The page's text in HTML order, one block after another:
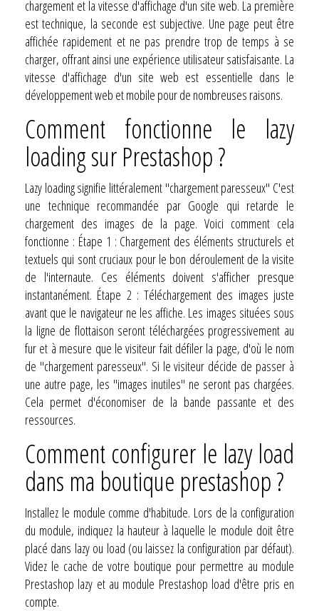
chargement et la vitesse d'affichage d'un site web. La première
est technique, la seconde est subjective. Une page peut être
affichée rapidement et ne pas prendre trop de temps à se
charger, offrant ainsi une expérience utilisateur satisfaisante. La
vitesse d'affichage d'un site web est essentielle dans le
développement web et mobile pour de nombreuses raisons.
Comment fonctionne le lazy
loading sur Prestashop ?
Lazy loading signifie littéralement "chargement paresseux" C'est
une technique recommandée par Google qui retarde le
chargement des images de la page. Voici comment cela
fonctionne : Étape 1 : Chargement des éléments structurels et
textuels qui sont cruciaux pour le bon déroulement de la visite
de l'internaute. Ces éléments doivent s'afficher presque
instantanément. Étape 2 : Téléchargement des images juste
avant que le navigateur ne les affiche. Les images situées sous
la ligne de flottaison seront téléchargées progressivement au
fur et à mesure que le visiteur fait défiler la page, d'où le nom
de "chargement paresseux". Si le visiteur décide de passer à
une autre page, les "images inutiles" ne seront pas chargées.
Cela permet d'économiser de la bande passante et des
ressources.
Comment configurer le lazy load
dans ma boutique prestashop ?
Installez le module comme d'habitude. Lors de la configuration
du module, indiquez la hauteur à laquelle le module doit être
placé dans lazy ou load (ou laissez la configuration par défaut).
Videz le cache de votre boutique pour permettre au module
Prestashop lazy et au module Prestashop load d'être pris en
compte.